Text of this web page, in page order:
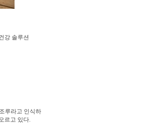
강 솔루션
루라고 인식하
르고 있다.